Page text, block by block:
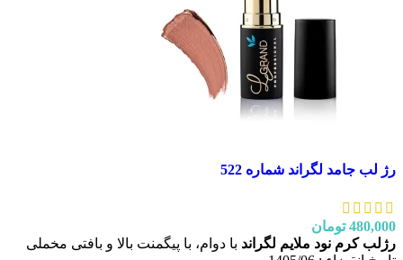
رژ لب جامد لگراند شماره 522
480,000 تومان
رژلب کرم نود ملایم لگراند با دوام، با پیگمنت بالا و بافتی مخملی